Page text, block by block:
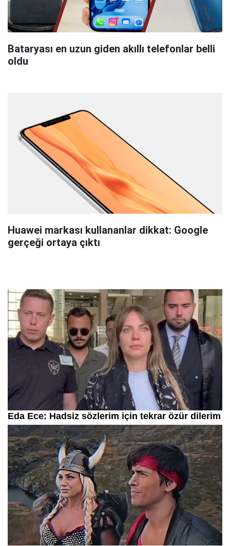
Bataryası en uzun giden akıllı telefonlar belli
oldu
Huawei markası kullananlar dikkat: Google
gerçeği ortaya çıktı